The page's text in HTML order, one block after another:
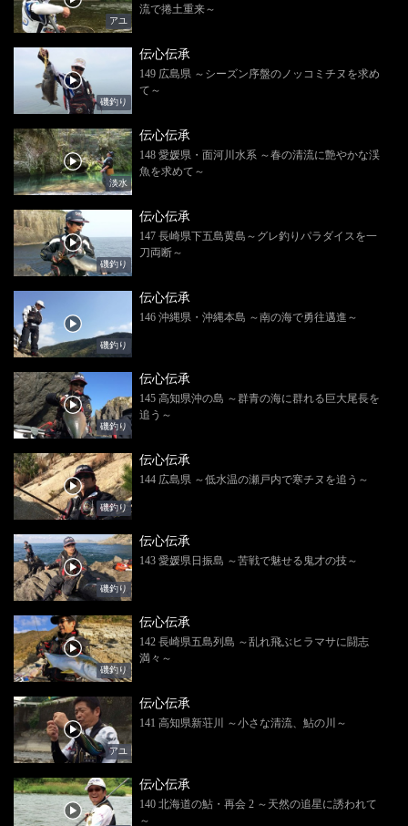
アユ
流で捲土重来～
磯釣り
伝心伝承
149 広島県 ～シーズン序盤のノッコミチヌを求め
て～
淡水
伝心伝承
148 愛媛県・面河川水系 ～春の清流に艶やかな渓
魚を求めて～
磯釣り
伝心伝承
147 長崎県下五島黄島～グレ釣りパラダイスを一
刀両断～
磯釣り
伝心伝承
146 沖縄県・沖縄本島 ～南の海で勇往邁進～
磯釣り
伝心伝承
145 高知県沖の島 ～群青の海に群れる巨大尾長を
追う～
磯釣り
伝心伝承
144 広島県 ～低水温の瀬戸内で寒チヌを追う～
磯釣り
伝心伝承
143 愛媛県日振島 ～苦戦で魅せる鬼才の技～
磯釣り
伝心伝承
142 長崎県五島列島 ～乱れ飛ぶヒラマサに闘志
満々～
アユ
伝心伝承
141 高知県新荘川 ～小さな清流、鮎の川～
伝心伝承
140 北海道の鮎・再会 2 ～天然の追星に誘われて
～